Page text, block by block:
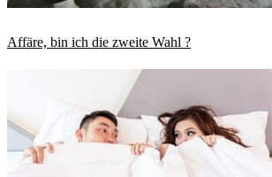
Affäre, bin ich die zweite Wahl ?